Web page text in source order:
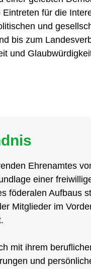
Eintreten für die
und
bis zum
und
Ehrenamtes
einer
föderalen Aufbaus
Mitglieder im
mit ihrem
und